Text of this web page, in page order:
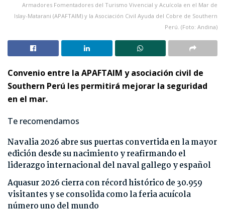
Armadores Fomentadores del Turismo Vivencial y Acuícola en el Mar de
Islay-Matarani (APAFTAIM) y la Asociación Civil Ayuda del Cobre de Southern
Perú. (Foto: Andina)
Convenio entre la APAFTAIM y asociación civil de
Southern Perú les permitirá mejorar la seguridad
en el mar.
Te recomendamos
Navalia 2026 abre sus puertas convertida en la mayor
edición desde su nacimiento y reafirmando el
liderazgo internacional del naval gallego y español
Aquasur 2026 cierra con récord histórico de 30.959
visitantes y se consolida como la feria acuícola
número uno del mundo